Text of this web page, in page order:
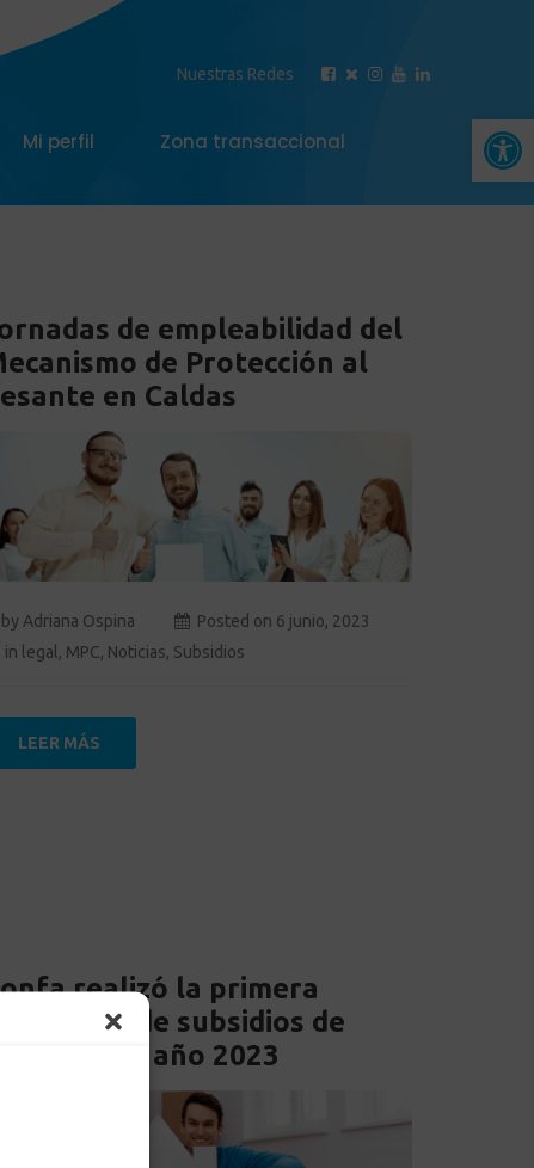
Abrir
Nuestras Redes
Mi perfil Zona transaccional
de empleabilidad del
de Protección al
en Caldas
by Adriana Ospina Posted on 6 junio, 2023
in legal , MPC, Noticias, Subsidios
LEER MÁS
realizó la primera
de subsidios de
del año 2023